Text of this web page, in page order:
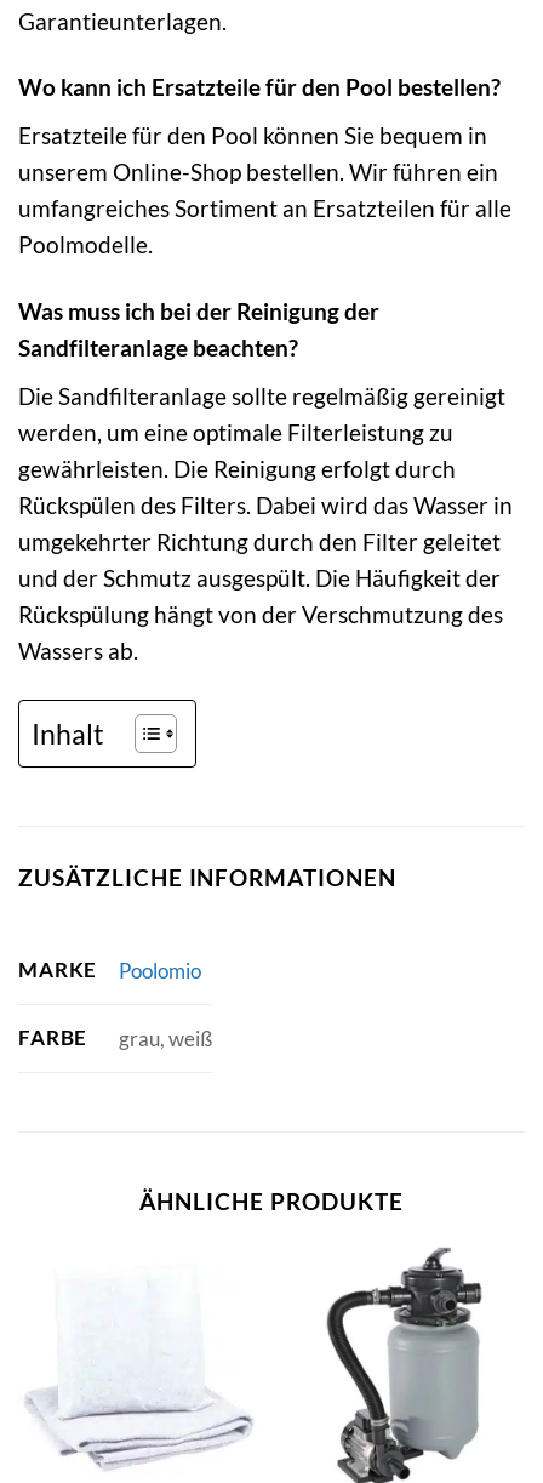
Garantieunterlagen.
Wo kann ich Ersatzteile für den Pool bestellen?
Ersatzteile für den Pool können Sie bequem in
unserem Online-Shop bestellen. Wir führen ein
umfangreiches Sortiment an Ersatzteilen für alle
Poolmodelle.
Was muss ich bei der Reinigung der
Sandfilteranlage beachten?
Die Sandfilteranlage sollte regelmäßig gereinigt
werden, um eine optimale Filterleistung zu
gewährleisten. Die Reinigung erfolgt durch
Rückspülen des Filters. Dabei wird das Wasser in
umgekehrter Richtung durch den Filter geleitet
und der Schmutz ausgespült. Die Häufigkeit der
Rückspülung hängt von der Verschmutzung des
Wassers ab.
Inhalt
ZUSÄTZLICHE INFORMATIONEN
MARKE Poolomio
FARBE grau, weiß
ÄHNLICHE PRODUKTE